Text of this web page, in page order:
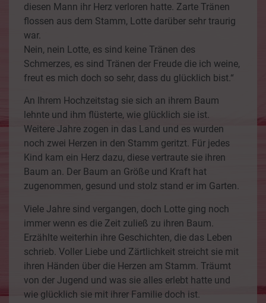
diesen Mann ihr Herz verloren hatte. Zarte Tränen
flossen aus dem Stamm, Lotte darüber sehr traurig
war.
Nein, nein Lotte, es sind keine Tränen des
Schmerzes, es sind Tränen der Freude die ich weine,
freut es mich doch so sehr, dass du glücklich bist.“
An Ihrem Hochzeitstag sie sich an ihrem Baum
lehnte und ihm flüsterte, wie glücklich sie ist.
Weitere Jahre zogen in das Land und es wurden
noch zwei Herzen in den Stamm geritzt. Für jedes
Kind kam ein Herz dazu, diese vertraute sie ihren
Baum an. Der Baum an Größe und Kraft hat
zugenommen, gesund und stolz stand er im Garten.
Viele Jahre sind vergangen, doch Lotte ging noch
immer wenn es die Zeit zuließ zu ihren Baum.
Erzählte weiterhin ihre Geschichten, die das Leben
schrieb. Voller Liebe und Zärtlichkeit streicht sie mit
ihren Händen über die Herzen am Stamm. Träumt
von der Jugend und was sie alles erlebt hatte und
wie glücklich sie mit ihrer Familie doch ist.